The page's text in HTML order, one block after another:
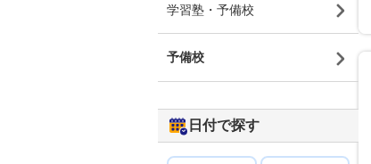
学習塾・予備校
予備校
日付で探す